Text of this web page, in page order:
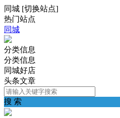
同城 [切换站点]
热门站点
同城
分类信息
分类信息
同城好店
头条文章
搜 索